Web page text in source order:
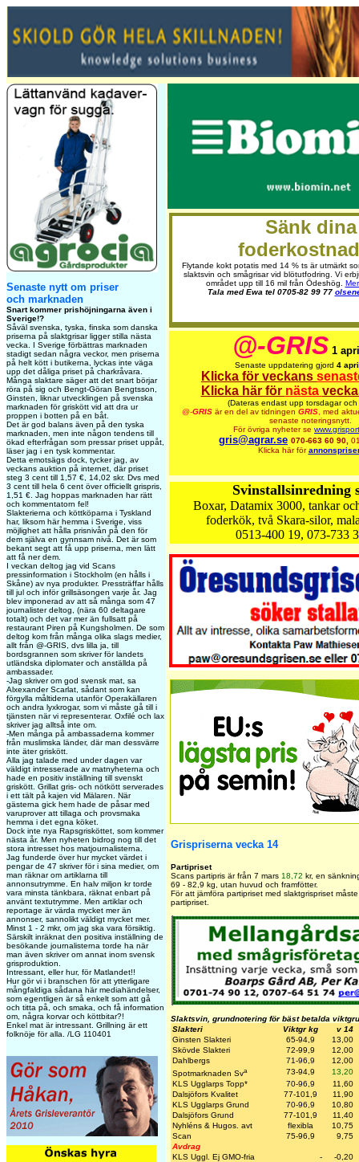
Senaste nytt om priser
och marknaden
Snart kommer prishöjningarna även i
Sverige!?
Såväl svenska, tyska, finska som danska
priserna på slaktgrisar ligger stilla nästa
vecka. I Sverige förbättras marknaden
stadigt sedan några veckor, men priserna
på helt kött i butikerna, lyckas inte väga
upp det dåliga priset på charkråvara.
Många slaktare säger att det snart börjar
röra på sig och Bengt-Göran Bengtsson,
Ginsten, liknar utvecklingen på svenska
marknaden för griskött vid att dra ur
proppen i botten på en båt.
Det är god balans även på den tyska
marknaden, men inte någon tendens till
ökad efterfrågan som pressar priset uppåt,
läser jag i en tysk kommentar.
Detta emotsägs dock, tycker jag, av
veckans auktion på internet, där priset
steg 3 cent till 1,57 €, 14,02 skr. Dvs med
3 cent till hela 6 cent över officiellt grispris,
1,51 €. Jag hoppas marknaden har rätt
och kommentatorn fel!
Slakterierna och köttköparna i Tyskland
har, liksom här hemma i Sverige, viss
möjlighet att hålla prisnivån på den för
dem själva en gynnsam nivå. Det är som
bekant segt att få upp priserna, men lätt
att få ner dem.
I veckan deltog jag vid Scans
pressinformation i Stockholm (en hålls i
Skåne) av nya produkter. Pressträffar hålls
till jul och inför grillsäsongen varje år. Jag
blev imponerad av att så många som 47
journalister deltog, (nära 60 deltagare
totalt) och det var mer än fullsatt på
restaurant Piren på Kungsholmen. De som
deltog kom från många olika slags medier,
allt från @-GRIS, dvs lilla ja, till
bordsgrannen som skriver för landets
utländska diplomater och anställda på
ambassader.
-Jag skriver om god svensk mat, sa
Alxexander Scarlat, sådant som kan
förgylla måltiderna utanför Operakällaren
och andra lyxkrogar, som vi måste gå till i
tjänsten när vi representerar. Oxfilé och lax
skriver jag alltså inte om.
-Men många på ambassaderna kommer
från muslimska länder, där man dessvärre
inte äter griskött.
Alla jag talade med under dagen var
väldigt intresserade av matnyheterna och
hade en positiv inställning till svenskt
griskött. Grillat gris- och nötkött serverades
i ett tält på kajen vid Mälaren. När
gästerna gick hem hade de påsar med
varuprover att tillaga och provsmaka
hemma i det egna köket.
Dock inte nya Rapsgrisköttet, som kommer
nästa år. Men nyheten bidrog nog till det
stora intresset hos matjournalisterna.
Jag funderde över hur mycket värdet i
pengar de 47 skriver för i sina medier, om
man räknar om artiklarna till
annonsutrymme. En halv miljon kr torde
vara minsta tänkbara, räknat enbart på
använt textutrymme. Men artiklar och
reportage är värda mycket mer än
annonser, sannolikt väldigt mycket mer.
Minst 1 - 2 mkr, om jag ska vara försiktig.
Särskilt inräknat den positiva inställning de
besökande journalisterna torde ha när
man även skriver om annat inom svensk
grisproduktion.
Intressant, eller hur, för Matlandet!!
Hur gör vi i branschen för att ytterligare
mångfaldiga sådana här mediahändelser,
som egentligen är så enkelt som att gå
och titta på, och smaka, och få information
om, några korvar och köttbitar?!
Enkel mat är intressant. Grillning är ett
folknöje för alla. /LG 110401
Sänk dina
Flytande kokt potatis med 14 % ts är utmärkt
slaktsvin och smågrisar vid blötutfodring. Vi
området upp till 16 mil från Ödeshög.
Tala med Ewa tel 0705-82 99 77
@-GRIS 1
Senaste uppdatering gjord 4
Klicka för veckans
Klicka här för nästa
(Dateras endast upp torsdagar och
@-GRIS är en del av tidningen GRIS, med
senaste noteringsnytt.
För övriga nyheter se
gris@agrar.se 070-663 60 90,
Klicka här för
Svinstallsinredning
Boxar, Datamix 3000, tankar
foderkök, två Skara-silor,
0513-400 19, 073-733
Grispriserna vecka 14
Partipriset
Scans partipris är från 7 mars 18,72 kr, en
69 - 82,9 kg, utan huvud och framfötter.
För att jämföra partipriset med slaktgrispriset
partipriset.
Slaktsvin, grundnotering för bäst betalda
Slakteri
Viktgr kg
v 14
Ginsten Slakteri
65-94,9
13,00
Skövde Slakteri
72-99,9
12,00
Dahlbergs
71-96,9
12,00
Spotmarknaden Sva 73-94,9
13,20
KLS Ugglarps Topp* 70-96,9
11,60
Dalsjöfors Kvalitet
77-101,9
11,90
KLS Ugglarps Grund
70-96,9
10,80
Dalsjöfors Grund
77-101,9
11,40
Nyhléns & Hugos. avt
flexibla
10,75
Scan
75-96,9
9,75
Avdrag
KLS Uggl. Ej GMO-fria
-
-0,20